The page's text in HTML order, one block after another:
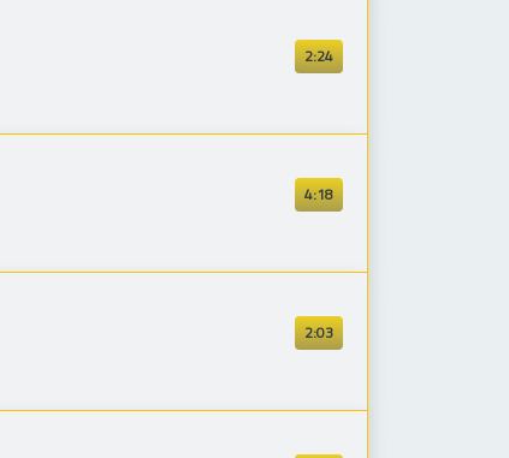
2:24
4:18
2:03